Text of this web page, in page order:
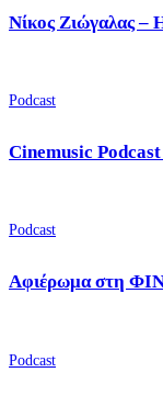
Νίκος Ζιώγαλας –
Podcast
Cinemusic Podcast
Podcast
Αφιέρωμα στη
Podcast